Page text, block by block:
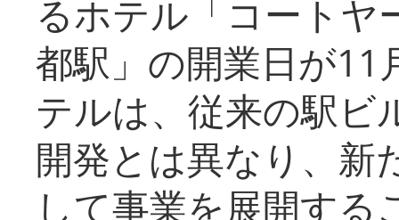
るホテル「コートヤ
都駅」の開業日が11
テルは、従来の駅ビ
開発とは異なり、新
して事業を展開する